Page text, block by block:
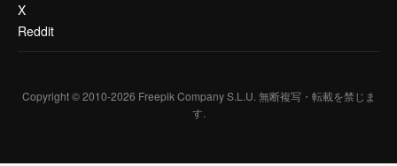
X
Reddit
Copyright © 2010-2026 Freepik Company S.L.U. 無断複写・転載を禁じま
す.